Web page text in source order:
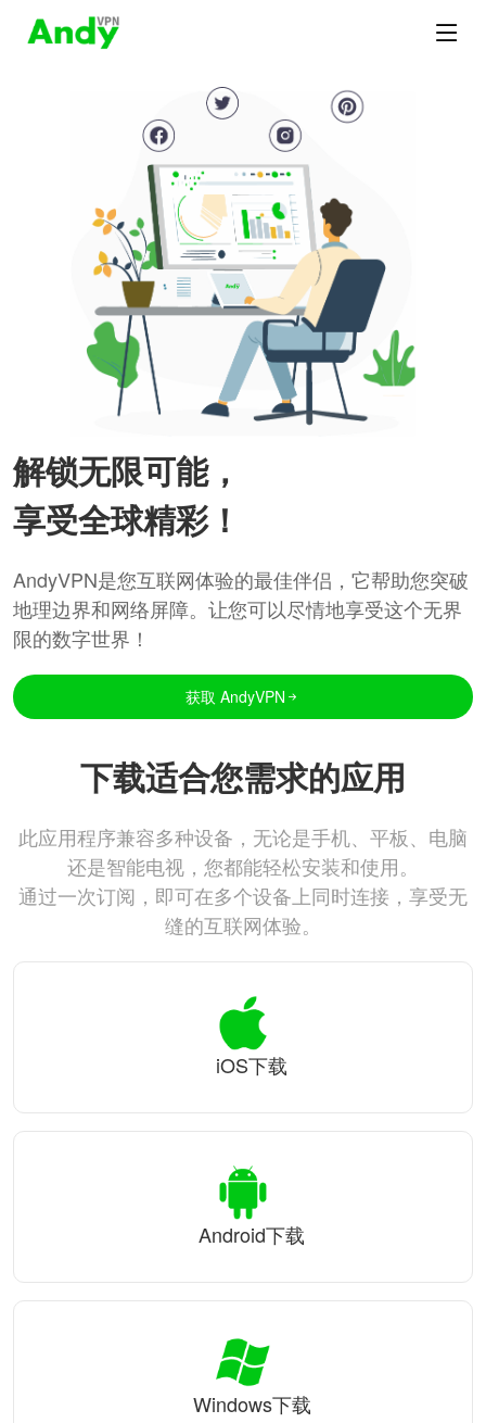
解锁无限可能，
享受全球精彩！
AndyVPN是您互联网体验的最佳伴侣，它帮助您突破
地理边界和网络屏障。让您可以尽情地享受这个无界
限的数字世界！
获取 AndyVPN
下载适合您需求的应用
此应用程序兼容多种设备，无论是手机、平板、电脑
还是智能电视，您都能轻松安装和使用。
通过一次订阅，即可在多个设备上同时连接，享受无
缝的互联网体验。
iOS下载
Android下载
Windows下载